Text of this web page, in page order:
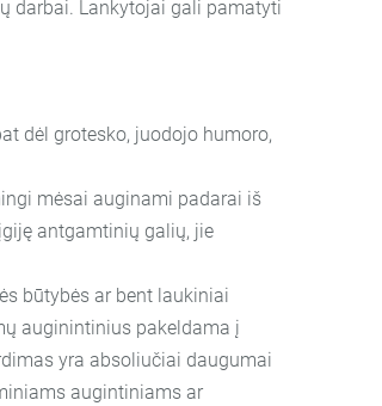
darbai. Lankytojai gali pamatyti
dėl grotesko, juodojo humoro,
mėsai auginami padarai iš
antgamtinių galių, jie
būtybės ar bent laukiniai
auginintinius pakeldama į
yra absoliučiai daugumai
augintiniams ar